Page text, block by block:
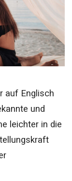
auf Englisch
und
leichter in die